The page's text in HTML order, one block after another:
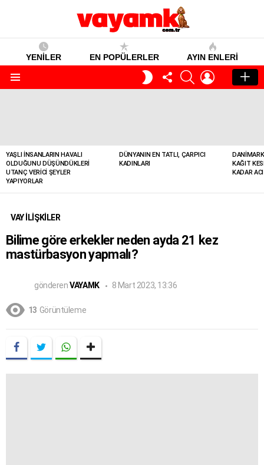
YENİLER EN POPÜLERLER AYIN ENLERI
GECE
MODU
TAKIP
ET
SEARCHGIRIŞ
YAŞLI İNSANLARIN HAVALI
OLDUĞUNU DÜŞÜNDÜKLERI
UTANÇ VERICI ŞEYLER
YAPIYORLAR
DÜNYANIN EN TATLI, ÇARPICI
KADINLARI
KAĞIT
KADAR
VAY İLİŞKİLER
Bilime göre erkekler neden ayda 21 kez
mastürbasyon yapmalı?
gönderen VAYAMK 8 Mart 2023, 13:36
13 Görüntüleme